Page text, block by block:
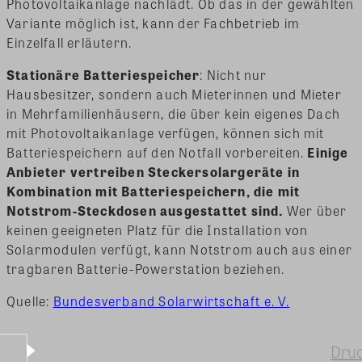
Photovoltaikanlage nachlädt. Ob das in der gewählten
Variante möglich ist, kann der Fachbetrieb im
Einzelfall erläutern.
Stationäre Batteriespeicher: Nicht nur
Hausbesitzer, sondern auch Mieterinnen und Mieter
in Mehrfamilienhäusern, die über kein eigenes Dach
mit Photovoltaikanlage verfügen, können sich mit
Batteriespeichern auf den Notfall vorbereiten. Einige
Anbieter vertreiben Steckersolargeräte in
Kombination mit Batteriespeichern, die mit
Notstrom-Steckdosen ausgestattet sind. Wer über
keinen geeigneten Platz für die Installation von
Solarmodulen verfügt, kann Notstrom auch aus einer
tragbaren Batterie-Powerstation beziehen.
Quelle: Bundesverband Solarwirtschaft e. V.